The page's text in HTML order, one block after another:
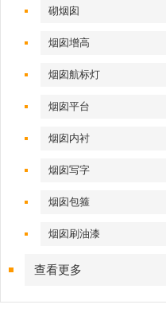
砌烟囱
烟囱增高
烟囱航标灯
烟囱平台
烟囱内衬
烟囱写字
烟囱包箍
烟囱刷油漆
查看更多